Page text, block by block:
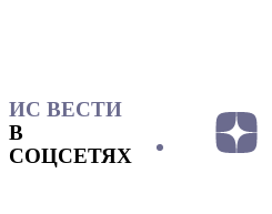
ИС ВЕСТИ
В
СОЦСЕТЯХ